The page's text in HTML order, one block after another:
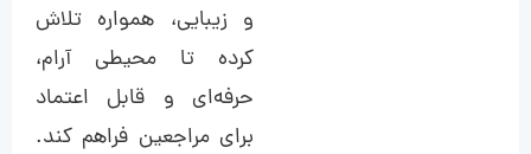
و زیبایی، همواره تلاش
کرده تا محیطی آرام،
حرفه‌ای و قابل اعتماد
برای مراجعین فراهم کند.